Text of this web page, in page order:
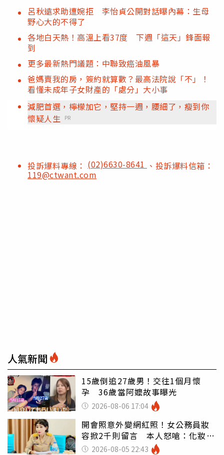
呂秋遠求助遭婉拒 李怡貞公開對話曝內幕：生母
野心大的不得了
各地白天熱！高溫上看37度 下週「這天」鋒面報
到
更多最新熱門議題：中聯致癌油風暴
爸媽賣我的房，簽約就算數？最高法院說「不」！
看懂未成年子女財產的「處分」大小事
減肥首選，檸檬加它，堅持一週，腰細了，瘦到你
懷疑人生 PR
投訴爆料專線： (02)6630-8641 、投訴爆料信箱：
119@ctwant.com
人氣新聞
15歲倒追27歲男！交往1個月懷
孕 36歲當阿嬤故事曝光
2026-08-06 17:04
開會照意外變網紅照！女公務員妝
容掀2千則留言 本人怒嗆：化妝有
錯嗎2026-08-05 22:43